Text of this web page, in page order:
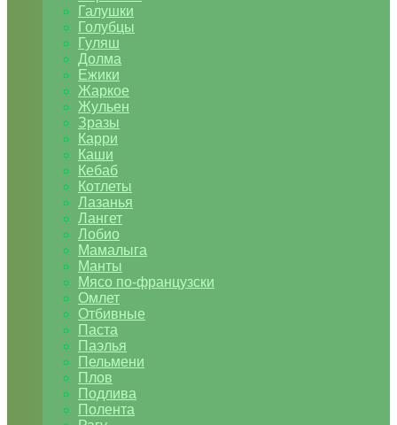
Галушки
Голубцы
Гуляш
Долма
Ежики
Жаркое
Жульен
Зразы
Карри
Каши
Кебаб
Котлеты
Лазанья
Лангет
Лобио
Мамалыга
Манты
Мясо по-французски
Омлет
Отбивные
Паста
Паэлья
Пельмени
Плов
Подлива
Полента